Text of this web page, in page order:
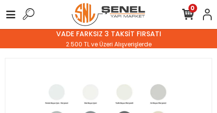
VADE FARKSIZ 3 TAKSİT FIRSATI
2.500 TL ve Üzeri Alışverişlerde
0